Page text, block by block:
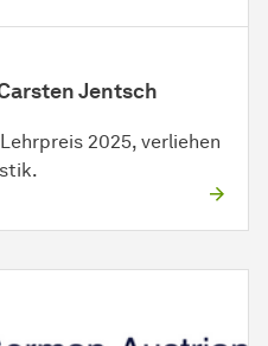
Jentsch
2025, verliehen